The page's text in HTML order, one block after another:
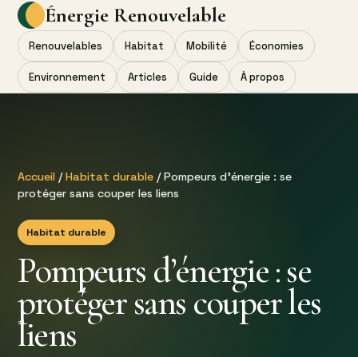
Énergie Renouvelable
Renouvelables Habitat Mobilité Économies
Environnement Articles Guide À propos
Accueil /Habitat durable / Pompeurs d’énergie : se
protéger sans couper les liens
Habitat durable
Pompeurs d’énergie : se
protéger sans couper les
liens